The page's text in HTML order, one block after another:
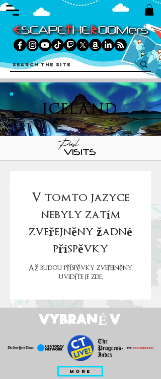
ICELAND
Past
VISITS
V tomto jazyce
nebyly zatím
zveřejněny žádné
příspěvky
Až budou příspěvky zveřejněny,
uvidíte je zde.
VYBRANÉ V
MORE